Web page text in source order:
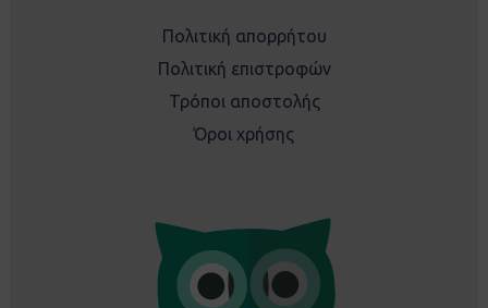
Πολιτική απορρήτου
Πολιτική επιστροφών
Τρόποι αποστολής
Όροι χρήσης